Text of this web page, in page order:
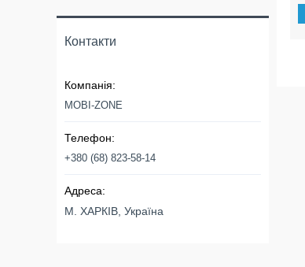
Контакти
MOBI-ZONE
+380 (68) 823-58-14
М. ХАРКІВ, Україна